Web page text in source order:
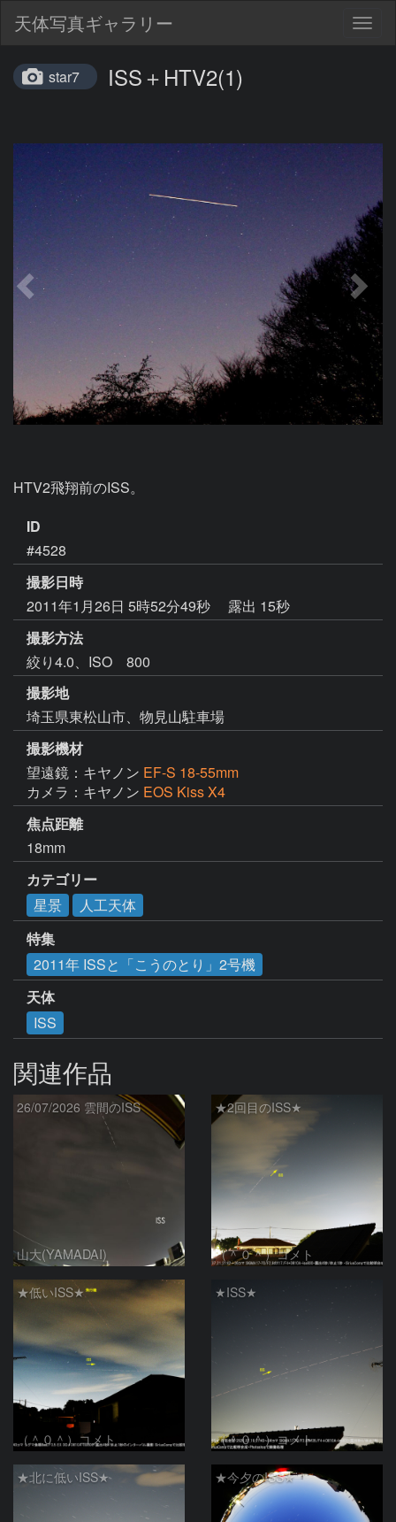
天体写真ギャラリー
star7 ISS＋HTV2(1)
HTV2飛翔前のISS。
ID
#4528
撮影日時
2011年1月26日 5時52分49秒
露出 15秒
撮影方法
絞り4.0、ISO 800
撮影地
埼玉県東松山市、物見山駐車場
撮影機材
望遠鏡：キヤノン EF-S 18-55mm
カメラ：キヤノン EOS Kiss X4
焦点距離
18mm
カテゴリー
星景
人工天体
特集
2011年 ISSと「こうのとり」2号機
天体
ISS
関連作品
26/07/2026 雲間のISS
山大(YAMADAI)
★2回目のISS★
（＾０＾）コメト
★低いISS★
（＾０＾）コメト
★ISS★
（＾０＾）コメト
★北に低いISS★ ★今夕のISS★